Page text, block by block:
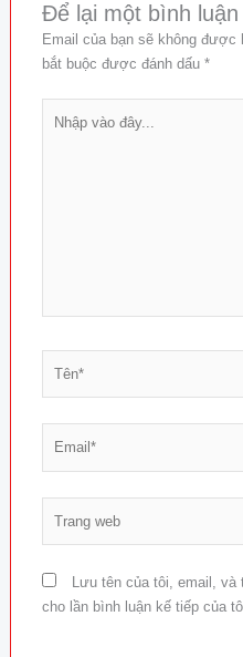
Để lại một bình luận
Email của bạn sẽ không được
bắt buộc được đánh dấu *
Lưu tên của tôi, email, và
cho lần bình luận kế tiếp của